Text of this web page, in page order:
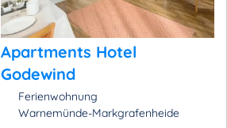
Apartments Hotel
Godewind
Ferienwohnung
Warnemünde-Markgrafenheide